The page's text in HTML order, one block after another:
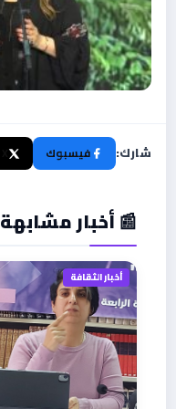
شارك: فيسبوك
📰 أخبار مشابهة
أخبار الثقافة